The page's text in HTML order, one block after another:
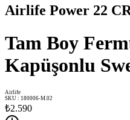
Airlife Power 22
Tam Boy
Kapüşonlu
Airlife
SKU : 180006-M.02
₺2.590